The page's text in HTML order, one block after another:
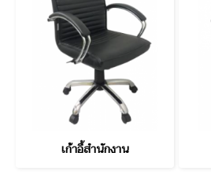
เก้าอี้สำนักงาน